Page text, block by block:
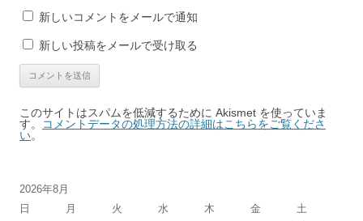
新しいコメントをメールで通知
新しい投稿をメールで受け取る
このサイトはスパムを低減するために Akismet を使っていま
す。
コメントデータの処理方法の詳細はこちらをご覧くださ
い。
2026年8月
日
月 火 水 木 金
土